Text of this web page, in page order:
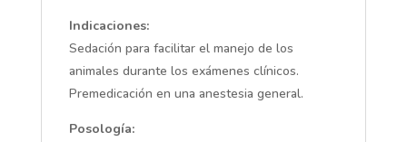
Indicaciones:
Sedación para facilitar el manejo de los
animales durante los exámenes clínicos.
Premedicación en una anestesia general.
Posología: